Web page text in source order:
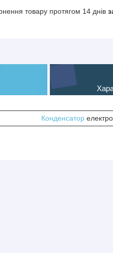
товару протягом 14 днів
Конденсатор